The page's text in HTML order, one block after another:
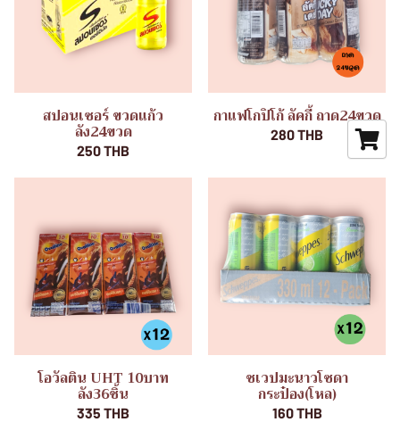
สปอนเซอร์ ขวดแก้ว
ลัง24ขวด
250 THB
กาแฟโกปิโก้ ลัคกี้ ถาด24ขวด
280 THB
โอวัลติน UHT 10บาท
ลัง36ชิ้น
335 THB
ชเวปมะนาวโซดา
กระป๋อง(โหล)
160 THB